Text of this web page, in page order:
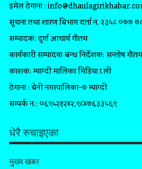
इमेल ठेगाना :
सूचना तथा प्रशारण बिभाग दर्ता न. २३५८ ०७७
सम्पादक: दुर्गा आचार्य गौतम
कार्यकारी सम्पादक प्रबन्ध निर्देशक: सन्तोष गौतम
प्रकाशक: म्याग्दी मालिका मिडिया प्रा.ली
ठेगाना : बेनी नगरपालिका–७ म्याग्दी
सम्पर्क न.: ०६९५२१२४२,९८४७६३३५६९
धेरै रुचाइएका
मुख्य खबर